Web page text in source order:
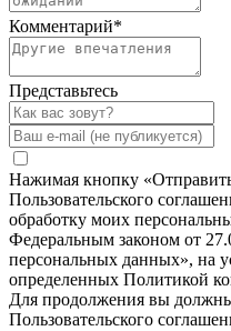
Комментарий*
Представьтесь
Нажимая кнопку
Пользовательского
обработку моих
Федеральным законом от
персональных данных», на
определенных Политикой
Для продолжения вы
Пользовательского